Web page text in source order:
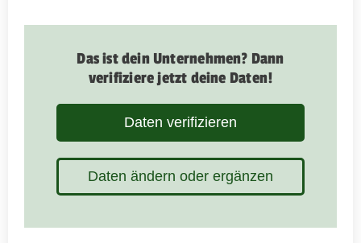
Das ist dein Unternehmen? Dann
verifiziere jetzt deine Daten!
Daten verifizieren
Daten ändern oder ergänzen